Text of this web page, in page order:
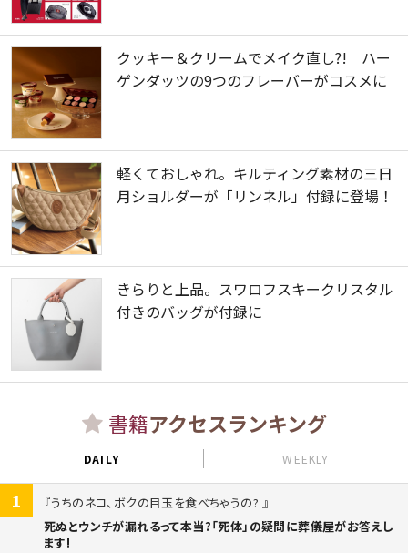
クッキー＆クリームでメイク直し?! ハー
ゲンダッツの9つのフレーバーがコスメに
軽くておしゃれ。キルティング素材の三日
月ショルダーが「リンネル」付録に登場！
きらりと上品。スワロフスキークリスタル
付きのバッグが付録に
書籍アクセスランキング
DAILY WEEKLY
1
うちのネコ、ボクの目玉を食べちゃうの?
死ぬとウンチが漏れるって本当?「死体」の疑問に葬儀屋がお答えし
ます!